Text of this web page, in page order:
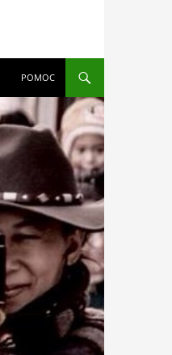
POMOC